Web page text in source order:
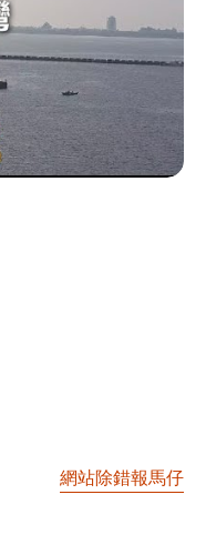
網站除錯報馬仔